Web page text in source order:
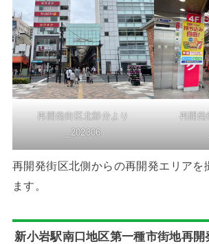
再開発街区北部分より
_202306
再開発
再開発街区北側からの再開発エリアを
ます。
新小岩駅南口地区第一種市街地再開